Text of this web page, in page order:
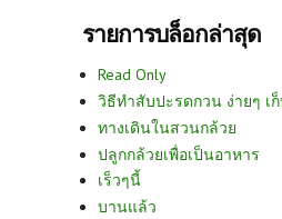
รายการบล็อกล่าสุด
Read Only
วิธีทำสับปะรดกวน ง่ายๆ เ
ทางเดินในสวนกล้วย
ปลูกกล้วยเพื่อเป็นอาหาร
เร็วๆนี้
บานแล้ว